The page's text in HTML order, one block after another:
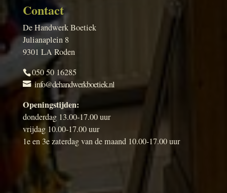
Contact
De Handwerk Boetiek
Julianaplein 8
9301 LA Roden
050 50 16285
info@dehandwerkboetiek.nl
Openingstijden:
donderdag 13.00-17.00 uur
vrijdag 10.00-17.00 uur
1e en 3e zaterdag van de maand 10.00-17.00 uur